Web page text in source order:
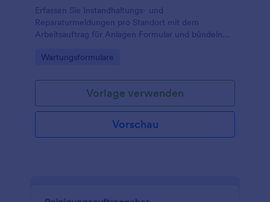
Erfassen Sie Instandhaltungs- und
Reparaturmeldungen pro Standort mit dem
Arbeitsauftrag für Anlagen Formular und bündeln
Management und Verwaltung Arbeitsaufträge
Go to Category:
Wartungsformulare
Vorlage verwenden
Vorschau